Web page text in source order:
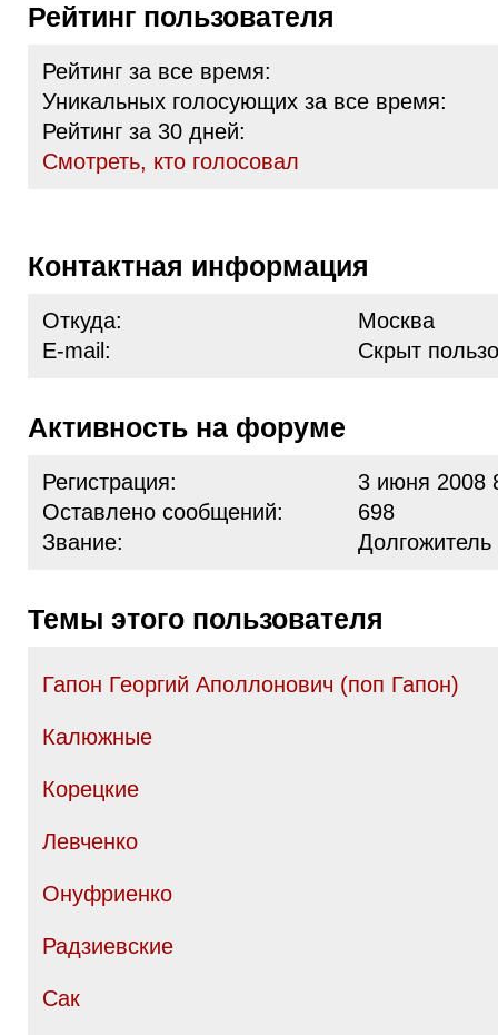
Рейтинг пользователя
Рейтинг за все время:
Уникальных голосующих за все время:
Рейтинг за 30 дней:
Cмотреть, кто голосовал
Контактная информация
Откуда:
Москва
E-mail:
Скрыт
Активность на форуме
Регистрация:
3 июня 2008
Оставлено сообщений:
698
Звание:
Темы этого пользователя
Гапон Георгий Аполлонович (поп Гапон)
Калюжные
Корецкие
Левченко
Онуфриенко
Радзиевские
Сак